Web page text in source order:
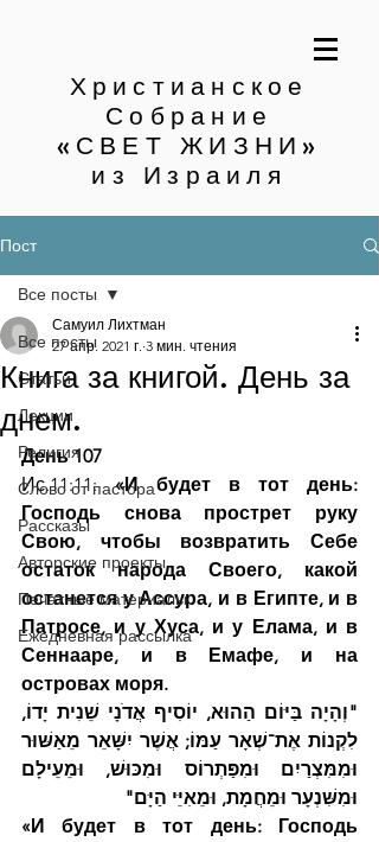
Христианское
Собрание
«СВЕТ ЖИЗНИ»
из Израиля
Пост
Все посты
Статьи
Лекции
Религия
Слово от пастора
Рассказы
Авторские проекты
Печатные материалы
Ежедневная рассылка
Все посты
Книга за книгой. День за
днем.
Самуил Лихтман
27 апр. 2021 г. 3 мин. чтения
День 107
Ис.11:11: «И будет в тот день:
Господь снова прострет руку
Свою, чтобы возвратить Себе
остаток народа Своего, какой
останется у Ассура, и в Египте, и в
Патросе, и у Хуса, и у Елама, и в
Сеннааре, и в Емафе, и на
островах моря.
וּמִשִּׁנְעָר וּמֵחֲמָת, וּמֵאִיֵּי הַיָּם"
«И будет в тот день: Господь